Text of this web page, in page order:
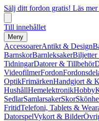
Sälj ditt fordon gratis! Läs
Till innehållet
Meny
AccessoarerAntikt & Design
BarnskorBarnleksakerBiljetter
TidningarDatorer & Tillbehör
VideofilmerFordon
OptikFrimärkenHandgjort &
HushållHemelektronikHobby
SedlarSamlarsakerSkor
FritidTelefoni, Tablets &
DatorspelVykort & Bilder